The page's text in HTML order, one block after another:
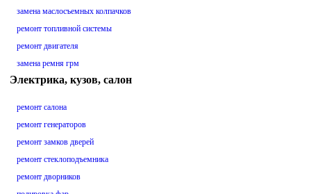
замена маслосъемных колпачков
ремонт топливной системы
ремонт двигателя
замена ремня грм
Электрика, кузов, салон
ремонт салона
ремонт генераторов
ремонт замков дверей
ремонт стеклоподъемника
ремонт дворников